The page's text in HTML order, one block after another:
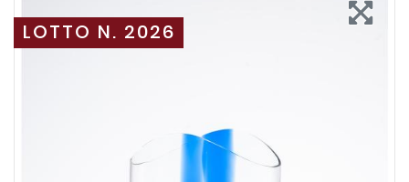
LOTTO N. 2026